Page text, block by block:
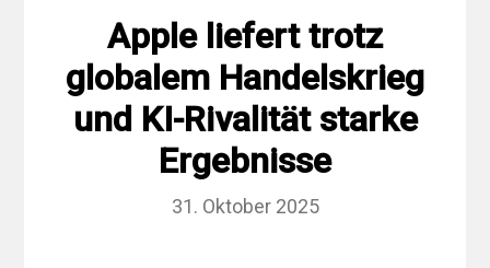
Apple liefert trotz
globalem Handelskrieg
und KI-Rivalität starke
Ergebnisse
31. Oktober 2025